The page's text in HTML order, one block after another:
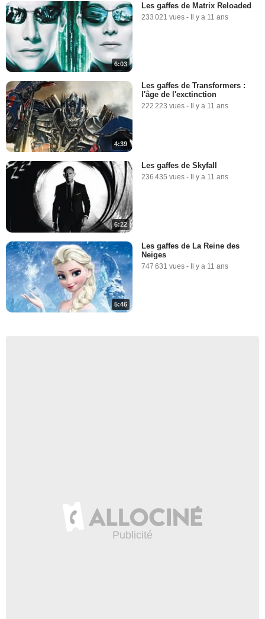
6:03
Les gaffes de Matrix Reloaded
233 021 vues - Il y a 11 ans
4:39
Les gaffes de Transformers :
l'âge de l'exctinction
222 223 vues - Il y a 11 ans
6:22
Les gaffes de Skyfall
236 435 vues - Il y a 11 ans
5:46
Les gaffes de La Reine des
Neiges
747 631 vues - Il y a 11 ans